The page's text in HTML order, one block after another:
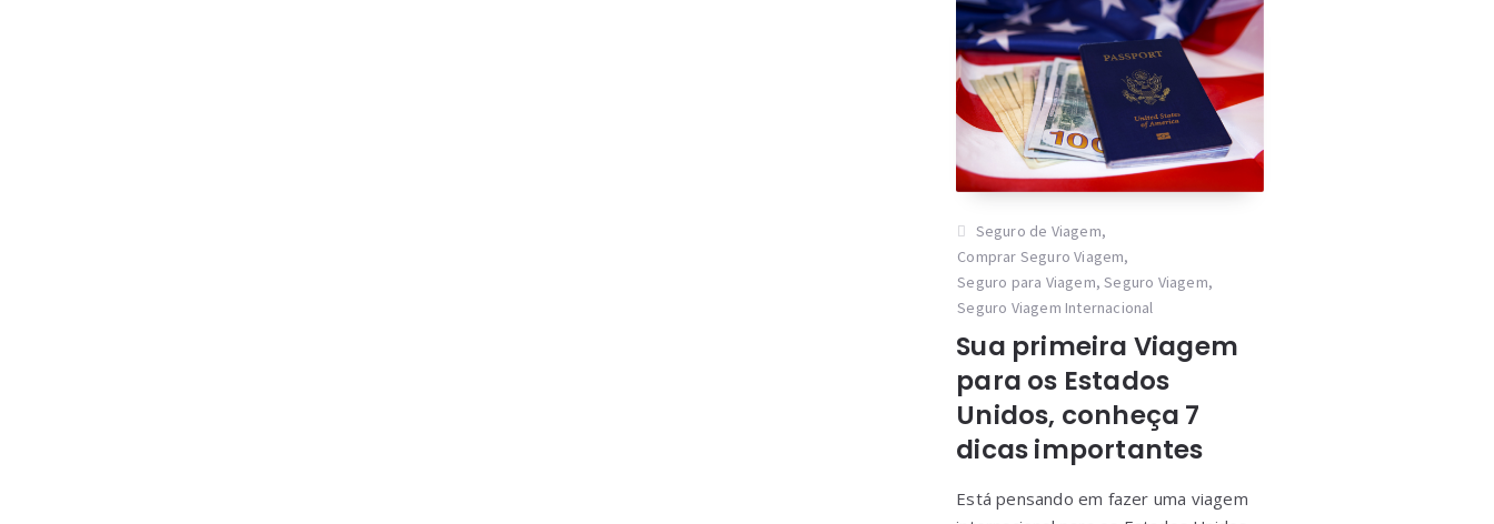
Seguro de Viagem,
Comprar Seguro Viagem,
Seguro para Viagem,Seguro Viagem,
Seguro Viagem Internacional
Sua primeira Viagem
para os Estados
Unidos, conheça 7
dicas importantes
Está pensando em fazer uma viagem